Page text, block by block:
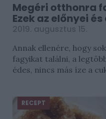
Megéri otthonra
Ezek az előnyei
2019. augusztus 15.
Annak ellenére, hogy
fagyikat találni, a
édes, nincs más íze a
RECEPT